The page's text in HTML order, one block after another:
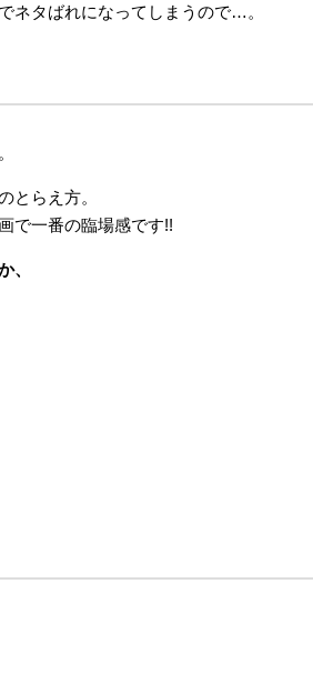
ネタばれになってしまうので…。
とらえ方。
で一番の臨場感です!!
、